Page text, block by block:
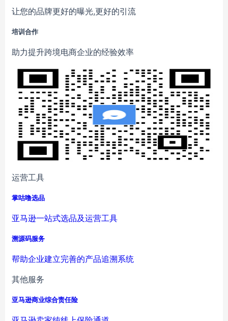
让您的品牌更好的曝光,更好的引流
培训合作
助力提升跨境电商企业的经验效率
运营工具
掌咕噜选品
亚马逊一站式选品及运营工具
溯源码服务
帮助企业建立完善的产品追溯系统
其他服务
亚马逊商业综合责任险